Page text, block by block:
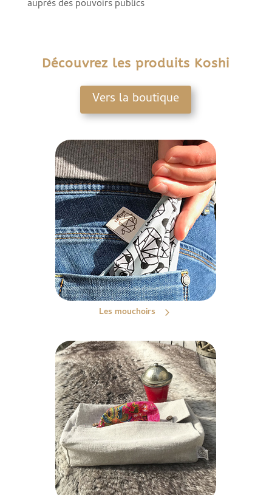
auprès des pouvoirs publics
Découvrez les produits Koshi
Vers la boutique
Les mouchoirs